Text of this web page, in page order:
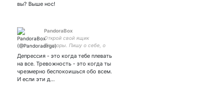
вы? Выше нос!
PandoraBox
Открой свой ящик
Пандоры. Пишу о себе, о
Личный опыт
психотерапии. Личные
размышления на разные
темы. Иногда матерюсь.
Депрессия - это когда тебе плевать
на все. Тревожность - это когда ты
чрезмерно беспокоишься обо всем.
И если эти д…